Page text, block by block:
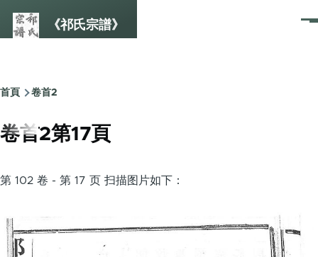
《祁氏宗譜》
選
Breadcrumb
首頁 卷首2
卷首2第17頁
第 102 卷 - 第 17 页 扫描图片如下：